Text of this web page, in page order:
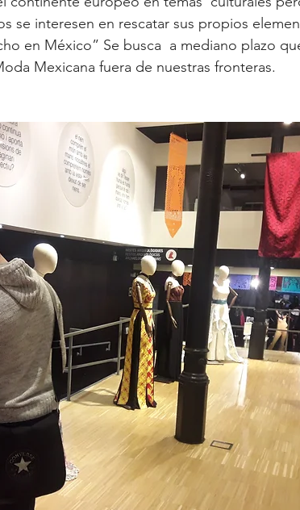
se interesen en rescatar sus propios
en México” Se busca  a mediano plazo
Mexicana fuera de nuestras fronteras.